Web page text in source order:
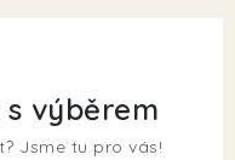
s výběrem
Jsme tu pro vás!